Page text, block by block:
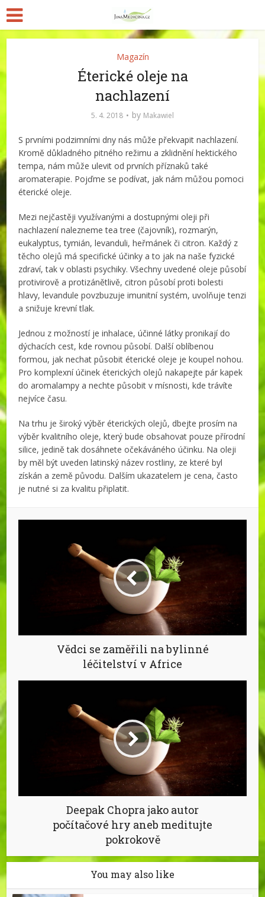
Magazín
Éterické oleje na
nachlazení
5. 4. 2018 by Makawiel
S prvními podzimními dny nás může překvapit nachlazení.
Kromě důkladného pitného režimu a zklidnění hektického
tempa, nám může ulevit od prvních příznaků také
aromaterapie. Pojďme se podívat, jak nám můžou pomoci
éterické oleje.
Mezi nejčastěji využívanými a dostupnými oleji při
nachlazení nalezneme tea tree (čajovník), rozmarýn,
eukalyptus, tymián, levanduli, heřmánek či citron. Každý z
těcho olejů má specifické účinky a to jak na naše fyzické
zdraví, tak v oblasti psychiky. Všechny uvedené oleje působí
protivirově a protizánětlivě, citron působí proti bolesti
hlavy, levandule povzbuzuje imunitní systém, uvolňuje tenzi
a snižuje krevní tlak.
Jednou z možností je inhalace, účinné látky pronikají do
dýchacích cest, kde rovnou působí. Další oblíbenou
formou, jak nechat působit éterické oleje je koupel nohou.
Pro komplexní účinek éterických olejů nakapejte pár kapek
do aromalampy a nechte působit v mísnosti, kde trávíte
nejvíce času.
Na trhu je široký výběr éterických olejů, dbejte prosím na
výběr kvalitního oleje, který bude obsahovat pouze přírodní
silice, jedině tak dosáhnete očekáváného účinku. Na oleji
by měl být uveden latinský název rostliny, ze které byl
získán a země původu. Dalším ukazatelem je cena, často
je nutné si za kvalitu připlatit.
Vědci se zaměřili na bylinné
léčitelství v Africe
Deepak Chopra jako autor
počítačové hry aneb meditujte
pokrokově
You may also like